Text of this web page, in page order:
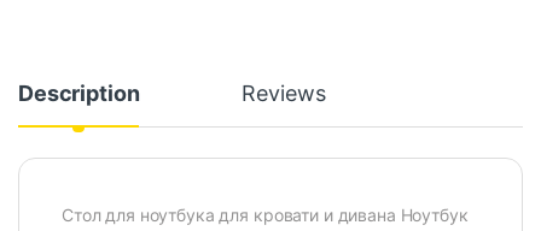
Description Reviews
Стол для ноутбука для кровати и дивана Ноутбук